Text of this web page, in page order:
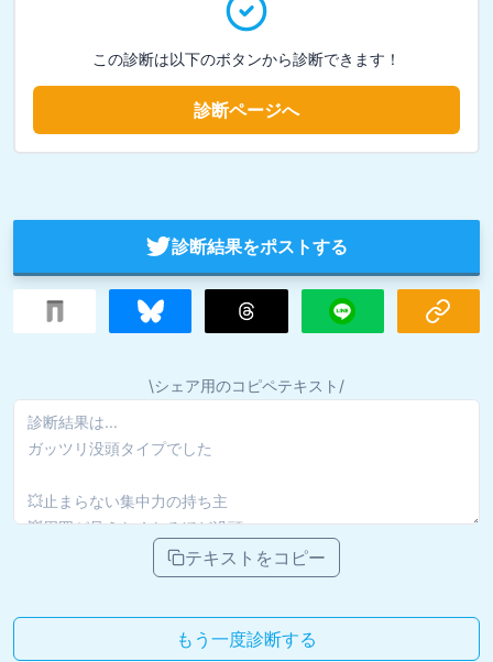
この診断は以下のボタンから診断できます！
診断ページへ
診断結果をポストする
\シェア用のコピペテキスト/
テキストをコピー
もう一度診断する